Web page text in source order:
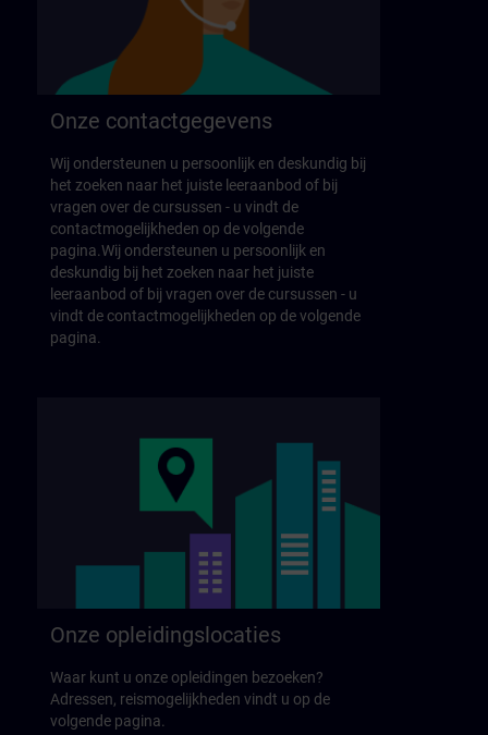
Onze contactgegevens
Wij ondersteunen u persoonlijk en deskundig bij
het zoeken naar het juiste leeraanbod of bij
vragen over de cursussen - u vindt de
contactmogelijkheden op de volgende
pagina.Wij ondersteunen u persoonlijk en
deskundig bij het zoeken naar het juiste
leeraanbod of bij vragen over de cursussen - u
vindt de contactmogelijkheden op de volgende
pagina.
Onze opleidingslocaties
Waar kunt u onze opleidingen bezoeken?
Adressen, reismogelijkheden vindt u op de
volgende pagina.